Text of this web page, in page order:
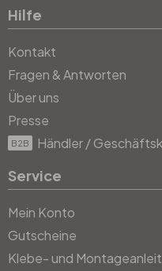
Hilfe
Kontakt
Fragen & Antworten
Über uns
Presse
B2B Händler /
Service
Mein Konto
Gutscheine
Klebe- und